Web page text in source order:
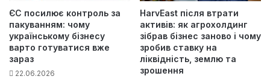
ЄС посилює контроль за
пакуванням: чому
українському бізнесу
варто готуватися вже
зараз
22.06.2026
HarvEast після втрати
активів: як агрохолдинг
зібрав бізнес заново і чому
зробив ставку на
ліквідність, землю та
зрошення